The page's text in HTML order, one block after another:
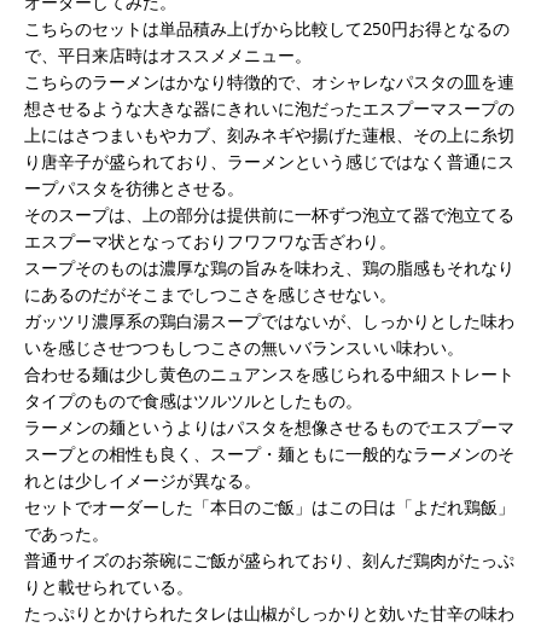
こちらのセットは単品積み上げから比較して250円お得となるの
で、平日来店時はオススメメニュー。
こちらのラーメンはかなり特徴的で、オシャレなパスタの皿を連
想させるような大きな器にきれいに泡だったエスプーマスープの
上にはさつまいもやカブ、刻みネギや揚げた蓮根、その上に糸切
り唐辛子が盛られており、ラーメンという感じではなく普通にス
ープパスタを彷彿とさせる。
そのスープは、上の部分は提供前に一杯ずつ泡立て器で泡立てる
エスプーマ状となっておりフワフワな舌ざわり。
スープそのものは濃厚な鶏の旨みを味わえ、鶏の脂感もそれなり
にあるのだがそこまでしつこさを感じさせない。
ガッツリ濃厚系の鶏白湯スープではないが、しっかりとした味わ
いを感じさせつつもしつこさの無いバランスいい味わい。
合わせる麺は少し黄色のニュアンスを感じられる中細ストレート
タイプのもので食感はツルツルとしたもの。
ラーメンの麺というよりはパスタを想像させるものでエスプーマ
スープとの相性も良く、スープ・麺ともに一般的なラーメンのそ
れとは少しイメージが異なる。
セットでオーダーした「本日のご飯」はこの日は「よだれ鶏飯」
であった。
普通サイズのお茶碗にご飯が盛られており、刻んだ鶏肉がたっぷ
りと載せられている。
たっぷりとかけられたタレは山椒がしっかりと効いた甘辛の味わ